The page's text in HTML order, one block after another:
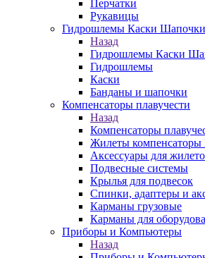
Перчатки
Рукавицы
Гидрошлемы Каски Шапочки
Назад
Гидрошлемы Каски
Гидрошлемы
Каски
Банданы и шапочки
Компенсаторы плавучести
Назад
Компенсаторы
Жилеты компенсаторы
Аксессуары для
Подвесные системы
Крылья для подвесок
Спинки, адаптеры и
Карманы грузовые
Карманы для
Приборы и Компьютеры
Назад